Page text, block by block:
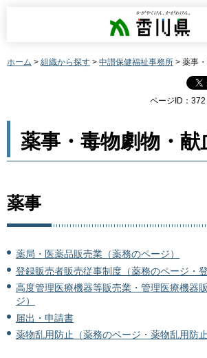
香川県
ホーム > 組織から探す > 中讃保健福祉事務所 > 薬事
ページID：372
薬事・毒物劇物・献
薬事
薬局・医薬品販売業（薬務のページ）
登録販売者販売従事制度（薬務のページ・
高度管理医療機器等販売業・管理医療機器
ジ）
届出・申請書
薬物乱用防止（薬務のページ・薬物乱用防